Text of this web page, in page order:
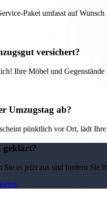
Paket umfasst auf
versichert?
Ihre Möbel und
Umzugstag ab?
pünktlich vor Ort, lädt
geklärt?
Sie es jetzt aus und fordern Sie